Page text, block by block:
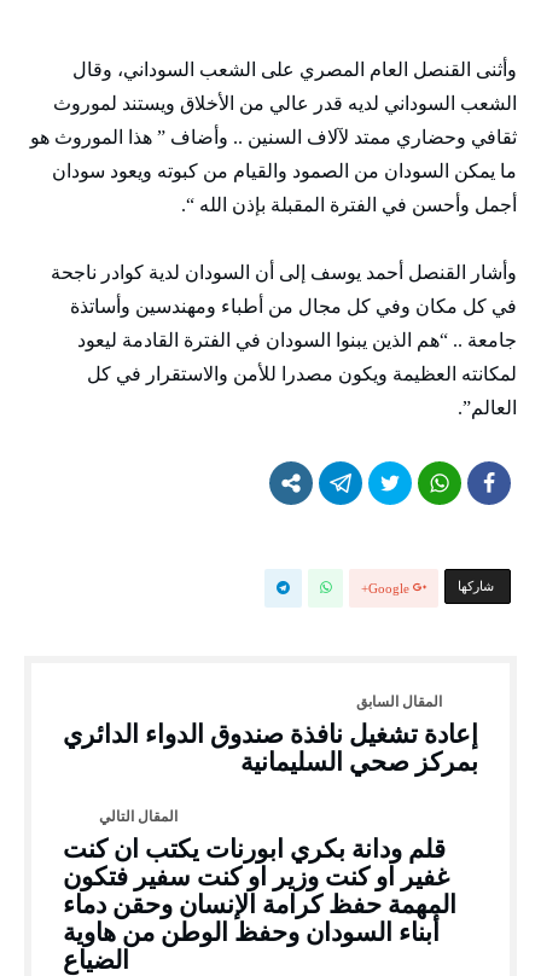
وأثنى القنصل العام المصري على الشعب السوداني، وقال
الشعب السوداني لديه قدر عالي من الأخلاق ويستند لموروث
ثقافي وحضاري ممتد لآلاف السنين .. وأضاف ” هذا الموروث هو
ما يمكن السودان من الصمود والقيام من كبوته ويعود سودان
أجمل وأحسن في الفترة المقبلة بإذن الله “.
وأشار القنصل أحمد يوسف إلى أن السودان لدية كوادر ناجحة
في كل مكان وفي كل مجال من أطباء ومهندسين وأساتذة
جامعة .. “هم الذين يبنوا السودان في الفترة القادمة ليعود
لمكانته العظيمة ويكون مصدرا للأمن والاستقرار في كل
العالم”.
‫‫ شاركها‬ Google+
إعادة تشغيل نافذة صندوق الدواء الدائري
بمركز صحي السليمانية
قلم ودانة بكري ابورنات يكتب ان كنت
غفير او كنت وزير او كنت سفير فتكون
المهمة حفظ كرامة الإنسان وحقن دماء
أبناء السودان وحفظ الوطن من هاوية
الضياع